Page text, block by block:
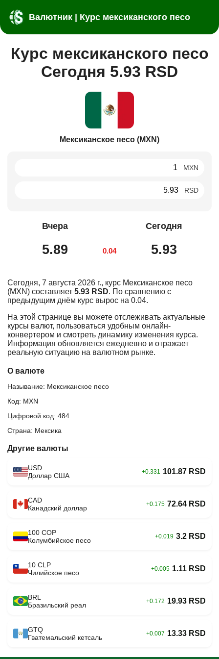
Валютник | Курс мексиканского песо
Курс мексиканского песо
Сегодня 5.93 RSD
Мексиканское песо (MXN)
MXN
RSD
Вчера
5.89 0.04
Сегодня
5.93
Сегодня, 7 августа 2026 г., курс Мексиканское песо
(MXN) составляет 5.93 RSD. По сравнению с
предыдущим днём курс вырос на 0.04.
На этой странице вы можете отслеживать актуальные
курсы валют, пользоваться удобным онлайн-
конвертером и смотреть динамику изменения курса.
Информация обновляется ежедневно и отражает
реальную ситуацию на валютном рынке.
О валюте
Называние: Мексиканское песо
Код: MXN
Цифровой код: 484
Страна: Мексика
Другие валюты
USD
Доллар США
+0.331 101.87 RSD
CAD
Канадский доллар
+0.175 72.64 RSD
100 COP
Колумбийское песо
+0.019 3.2 RSD
10 CLP
Чилийское песо
+0.005 1.11 RSD
BRL
Бразильский реал
+0.172 19.93 RSD
GTQ
Гватемальский кетсаль
+0.007 13.33 RSD